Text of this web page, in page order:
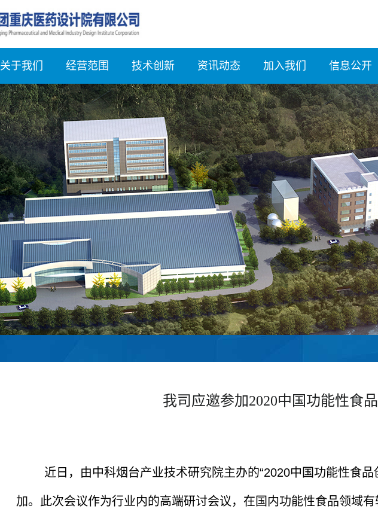
关于我们 经营范围 技术创新 资讯动态 加入我们 信息公开
我司应邀参加2020中国功能性食
近日，由中科烟台产业技术研究院主办的“2020中国功能性食
加。此次会议作为行业内的高端研讨会议，在国内功能性食品领域